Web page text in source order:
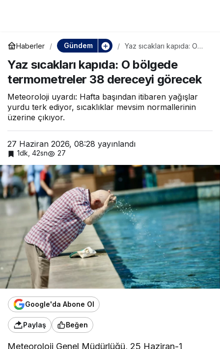
Haberler Gündem
Yaz sıcakları kapıda: O
38 dereceyi görecek
Yaz sıcakları kapıda: O bölgede
termometreler 38 dereceyi görecek
Meteoroloji uyardı: Hafta başından itibaren yağışlar
yurdu terk ediyor, sıcaklıklar mevsim normallerinin
üzerine çıkıyor.
27 Haziran 2026, 08:28 yayınlandı
1dk, 42sn 27
Google'da Abone Ol
Paylaş Beğen
Meteoroloji Genel Müdürlüğü, 25 Haziran-1
bölgede termometreler
38 dereceyi görecek